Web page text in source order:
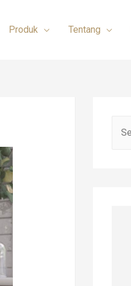
Produk Tentang